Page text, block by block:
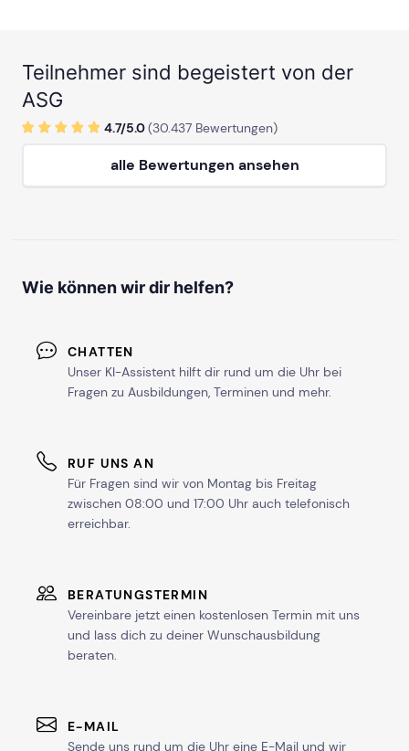
Teilnehmer sind begeistert von der
ASG
4.7/5.0(30.437 Bewertungen)
alle Bewertungen ansehen
Wie können wir dir helfen?
CHATTEN
Unser KI-Assistent hilft dir rund um die Uhr bei
Fragen zu Ausbildungen, Terminen und mehr.
RUF UNS AN
Für Fragen sind wir von Montag bis Freitag
zwischen 08:00 und 17:00 Uhr auch telefonisch
erreichbar.
BERATUNGSTERMIN
Vereinbare jetzt einen kostenlosen Termin mit uns
und lass dich zu deiner Wunschausbildung
beraten.
E-MAIL
Sende uns rund um die Uhr eine E-Mail und wir